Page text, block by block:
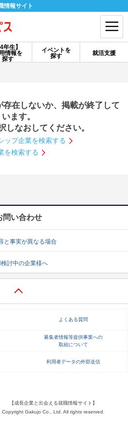
情報サイト
4年生】
情報を
探す
イベントを
探す
就活支援
ログイン
【4年生】
説明会を探す
インターンを探す
ト
お役立ち記事・相談室など
就活チャンネル
存在しないか、掲載が終了して
います。
しなおしてください。
ップ企業を検索する
を検索する
問い合わせ
と事実が異なる場合
討中の企業様へ
よくある質問
募集者情報等提供事業への
取組について
利用者データの外部送信
【成長企業と出会える就職情報サイト】
Copyright Gakujo Co., Ltd. All rights reserved.